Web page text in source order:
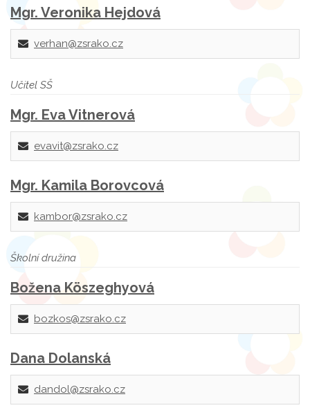
Mgr. Veronika Hejdová
verhan@zsrako.cz
Učitel SŠ
Mgr. Eva Vitnerová
evavit@zsrako.cz
Mgr. Kamila Borovcová
kambor@zsrako.cz
Školní družina
Božena Köszeghyová
bozkos@zsrako.cz
Dana Dolanská
dandol@zsrako.cz